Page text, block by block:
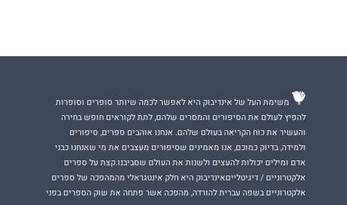
משימת העל של אינדיבוק היא לאפשר לכמה שיותר סופרים וסופרות
להפיץ לעולם את הסיפורים והמסרים שלהם, לתת לקוראים חופש בחירה
והעשיר את כוח הקריאה בעולם שלהם. אנחנו אוהבים ספרים, סיפורים
ולמידה, בדיוק כמוכם, אנו מאמינים שסיפורים מעצבים את מי שאנחנו כבני
אדם ומילים יכולות להעצים ולשנות את העולם שסביבנו.קצת על ספרים
אלקטרוניים / דיגיטלייםאינדיבוק היא חלק אינטגראלי מהמהפכה של ספרים
אלקטרוניים בשפה עברית להורדה, מהפכה אשר פתחה את שוק הספרים בפני